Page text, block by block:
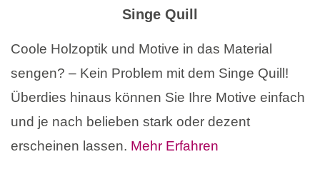
Singe Quill
Coole Holzoptik und Motive in das Material
sengen? – Kein Problem mit dem Singe Quill!
Überdies hinaus können Sie Ihre Motive einfach
und je nach belieben stark oder dezent
erscheinen lassen. Mehr Erfahren